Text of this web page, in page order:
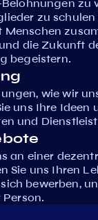
zu
zu schulen
die Zukunft
begeistern.
wie wir
uns Ihre Ideen
und
an einer
Sie uns Ihren
bewerben,